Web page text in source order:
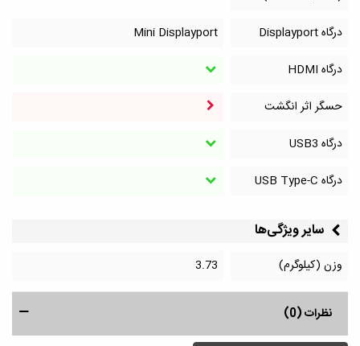
درگاه Displayport
Mini Displayport
درگاه HDMI
حسگر اثر انگشت
درگاه‌ USB3
درگاه‌ USB Type-C
سایر ویژگی‌ها
وزن (کیلوگرم) 3.73
نظرات (0)